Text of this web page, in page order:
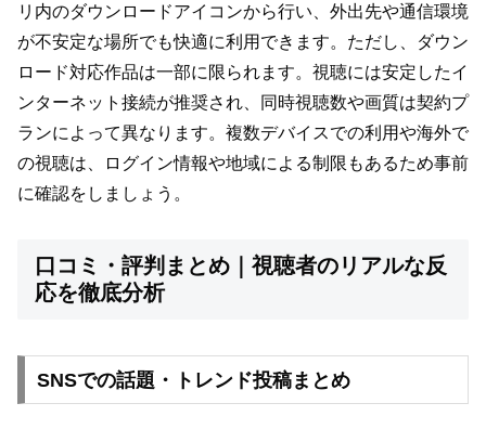
リ内のダウンロードアイコンから行い、外出先や通信環境
が不安定な場所でも快適に利用できます。ただし、ダウン
ロード対応作品は一部に限られます。視聴には安定したイ
ンターネット接続が推奨され、同時視聴数や画質は契約プ
ランによって異なります。複数デバイスでの利用や海外で
の視聴は、ログイン情報や地域による制限もあるため事前
に確認をしましょう。
口コミ・評判まとめ｜視聴者のリアルな反
応を徹底分析
SNSでの話題・トレンド投稿まとめ